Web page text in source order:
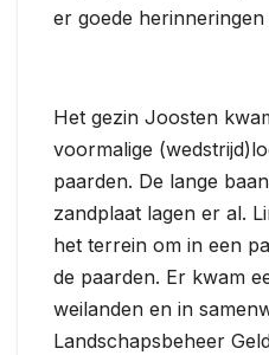
er goede herinneringen
Het gezin Joosten
voormalige
paarden. De lange
zandplaat lagen er al.
het terrein om in een
de paarden. Er kwam
weilanden en in
Landschapsbeheer